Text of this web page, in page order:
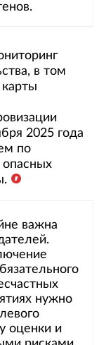
в том
2025 года
по
опасных
важна
нужно
оценки и